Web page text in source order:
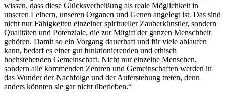
wissen, dass diese Glücksverheißung als reale Möglichkeit in
unseren Leibern, unseren Organen und Genen angelegt ist. Das sind
nicht nur Fähigkeiten einzelner spiritueller Zauberkünstler, sondern
Qualitäten und Potenziale, die zur Mitgift der ganzen Menschheit
gehören. Damit so ein Vorgang dauerhaft und für viele ablaufen
kann, bedarf es einer gut funktionierenden und ethisch
hochstehenden Gemeinschaft. Nicht nur einzelne Menschen,
sondern alle kommenden Zentren und Gemeinschaften werden in
das Wunder der Nachfolge und der Auferstehung treten, denn
anders könnten sie gar nicht überleben.“